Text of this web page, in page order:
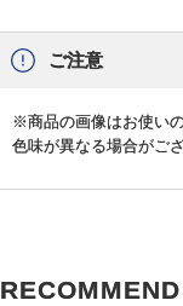
ご注意
※商品の画像はお使い
色味が異なる場合がござ
RECOMMEND